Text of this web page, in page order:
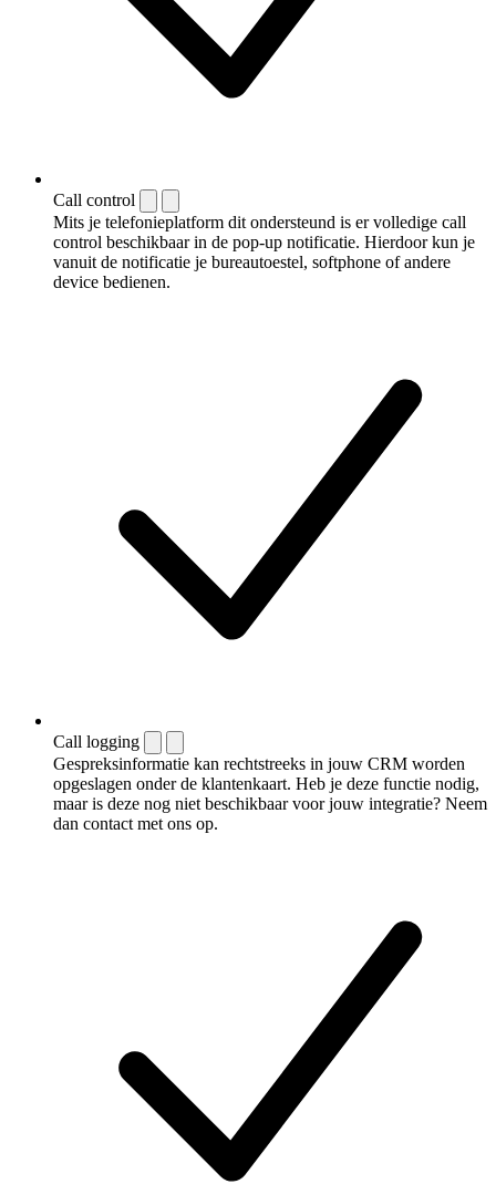
Call control
Mits je telefonieplatform dit ondersteund is er volledige call
control beschikbaar in de pop-up notificatie. Hierdoor kun je
vanuit de notificatie je bureautoestel, softphone of andere
device bedienen.
Call logging
Gespreksinformatie kan rechtstreeks in jouw CRM worden
opgeslagen onder de klantenkaart. Heb je deze functie nodig,
maar is deze nog niet beschikbaar voor jouw integratie? Neem
dan contact met ons op.